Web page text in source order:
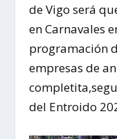
de Vigo será
en Carnavales
programación
empresas de
del Entroido